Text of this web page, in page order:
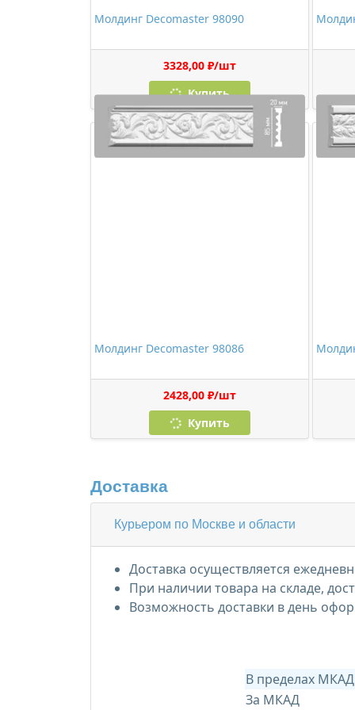
Молдинг Decomaster 98090
3328,00 ₽/шт
Купить
Молдинг Decomaster 98086
2428,00 ₽/шт
Купить
Доставка
Курьером по Москве и области
Доставка осуществляется
При наличии товара на складе,
Возможность доставки в день
В пределах МКАД
За МКАД